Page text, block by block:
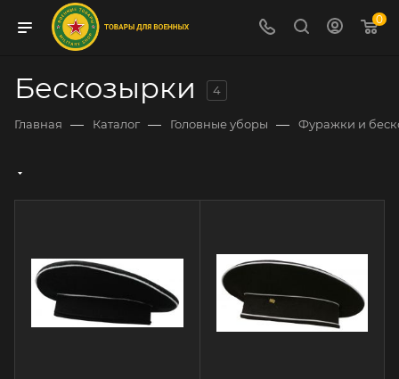
0
Бескозырки 4
Главная — Каталог — Головные уборы — Фуражки и